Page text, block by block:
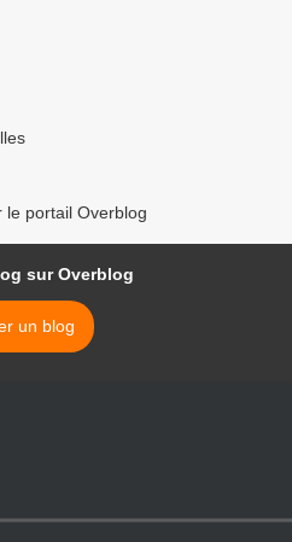
le portail Overblog
sur Overblog
un blog